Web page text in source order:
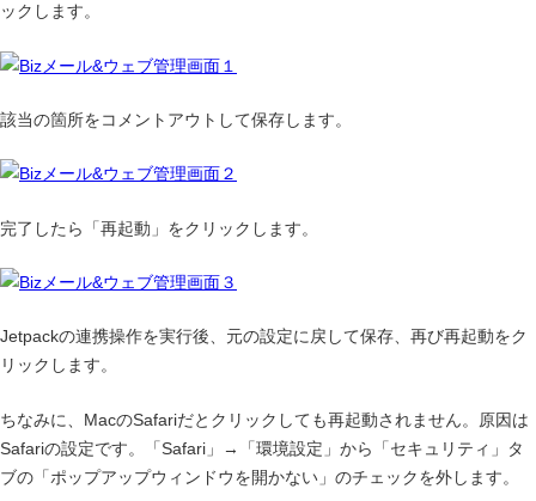
ックします。
該当の箇所をコメントアウトして保存します。
完了したら「再起動」をクリックします。
Jetpackの連携操作を実行後、元の設定に戻して保存、再び再起動をク
リックします。
ちなみに、MacのSafariだとクリックしても再起動されません。原因は
Safariの設定です。「Safari」→「環境設定」から「セキュリティ」タ
ブの「ポップアップウィンドウを開かない」のチェックを外します。